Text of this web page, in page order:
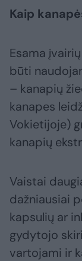
Kaip
Esama
būti
– kanapių
kanapes
Vokietijoje)
kanapių
Vaistai
dažniausiai
kapsulių ar
gydytojo
vartojami ir